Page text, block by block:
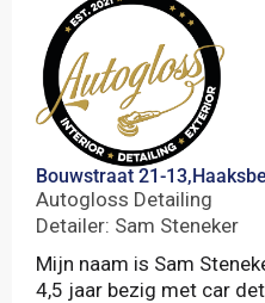
Bouwstraat 21-13,
Autogloss Detailing
Detailer: Sam Steneker
Mijn naam is Sam
4,5 jaar bezig met car